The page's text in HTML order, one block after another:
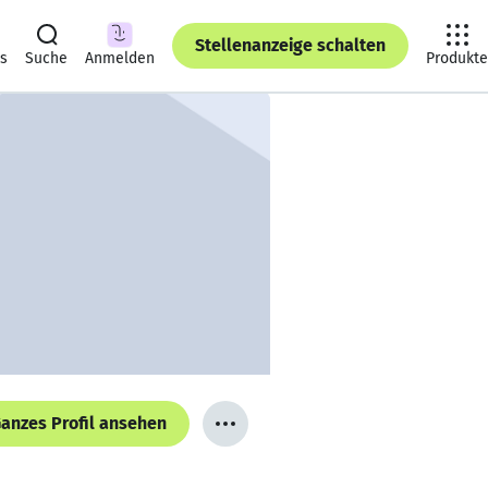
Suche Anmelden
Stellenanzeige schalten
Produkte
Profil ansehen